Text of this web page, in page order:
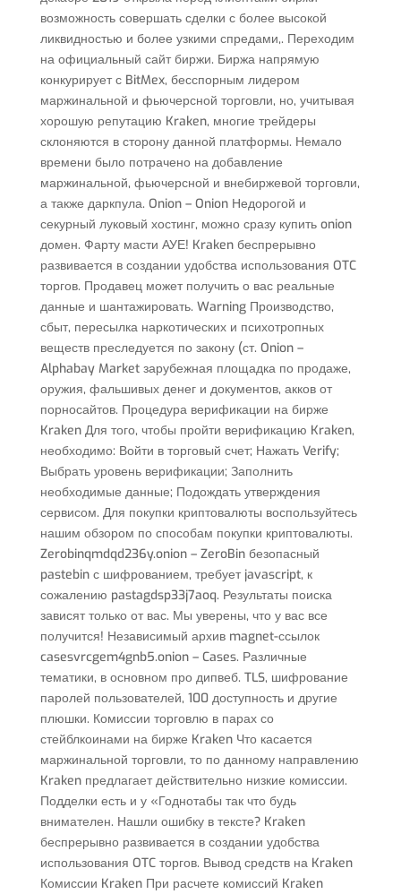
возможность совершать сделки с более высокой
ликвидностью и более узкими спредами,. Переходим
на официальный сайт биржи. Биржа напрямую
конкурирует с BitMex, бесспорным лидером
маржинальной и фьючерсной торговли, но, учитывая
хорошую репутацию Kraken, многие трейдеры
склоняются в сторону данной платформы. Немало
времени было потрачено на добавление
маржинальной, фьючерсной и внебиржевой торговли,
а также даркпула. Onion – Onion Недорогой и
секурный луковый хостинг, можно сразу купить onion
домен. Фарту масти АУЕ! Kraken беспрерывно
развивается в создании удобства использования OTC
торгов. Продавец может получить о вас реальные
данные и шантажировать. Warning Производство,
сбыт, пересылка наркотических и психотропных
веществ преследуется по закону (ст. Onion –
Alphabay Market зарубежная площадка по продаже,
оружия, фальшивых денег и документов, акков от
порносайтов. Процедура верификации на бирже
Kraken Для того, чтобы пройти верификацию Kraken,
необходимо: Войти в торговый счет; Нажать Verify;
Выбрать уровень верификации; Заполнить
необходимые данные; Подождать утверждения
сервисом. Для покупки криптовалюты воспользуйтесь
нашим обзором по способам покупки криптовалюты.
Zerobinqmdqd236y.onion – ZeroBin безопасный
pastebin с шифрованием, требует javascript, к
сожалению pastagdsp33j7aoq. Результаты поиска
зависят только от вас. Мы уверены, что у вас все
получится! Независимый архив magnet-ссылок
casesvrcgem4gnb5.onion – Cases. Различные
тематики, в основном про дипвеб. TLS, шифрование
паролей пользователей, 100 доступность и другие
плюшки. Комиссии торговлю в парах со
стейблкоинами на бирже Kraken Что касается
маржинальной торговли, то по данному направлению
Kraken предлагает действительно низкие комиссии.
Подделки есть и у «Годнотабы так что будь
внимателен. Нашли ошибку в тексте? Kraken
беспрерывно развивается в создании удобства
использования OTC торгов. Вывод средств на Kraken
Комиссии Kraken При расчете комиссий Kraken